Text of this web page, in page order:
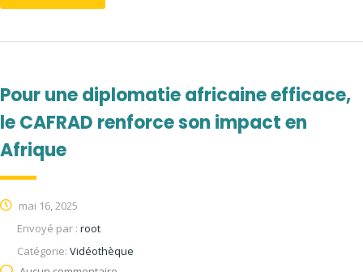
Pour une diplomatie africaine efficace,
le CAFRAD renforce son impact en
Afrique
mai 16, 2025
Envoyé par : root
Catégorie: Vidéothèque